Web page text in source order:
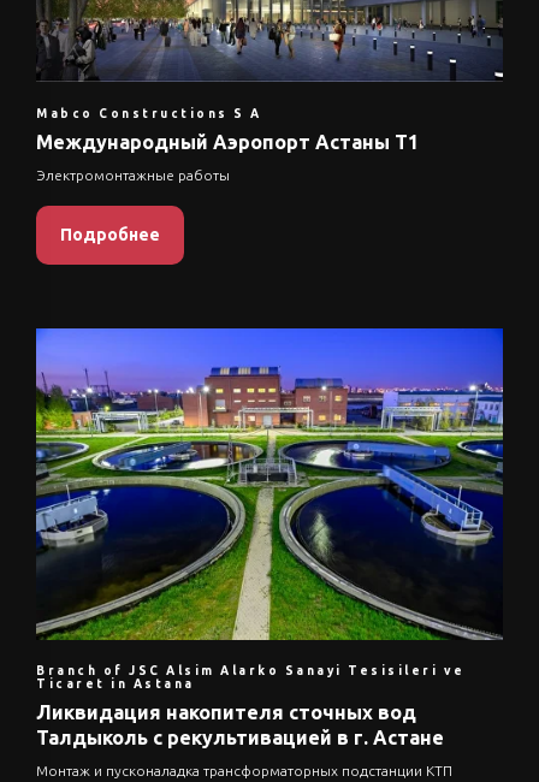
Mabco Constructions S A
Международный Аэропорт Астаны Т1
Электромонтажные работы
Подробнее
Branch of JSC Alsim Alarko Sanayi Tesisileri ve
Ticaret in Astana
Ликвидация накопителя сточных вод
Талдыколь с рекультивацией в г. Астане
Монтаж и пусконаладка трансформаторных подстанции КТП